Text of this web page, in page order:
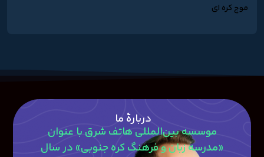
موج کره ای
دربارۀ ما
موسسه بین‌المللی هاتف شرق با عنوان
«مدرسه زبان و فرهنگ کره جنوبی» در سال